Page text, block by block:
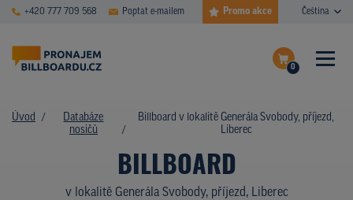
+420 777 709 568 Poptat e-mailem Promo akce Čeština
0
Dokončit poptávku
ČASTÉ DOTAZY
PLOCHY V AKCI
Úvod
Databáze
nosičů
Billboard v lokalitě Generála Svobody, příjezd,
Liberec
BILLBOARD
v lokalitě Generála Svobody, příjezd, Liberec